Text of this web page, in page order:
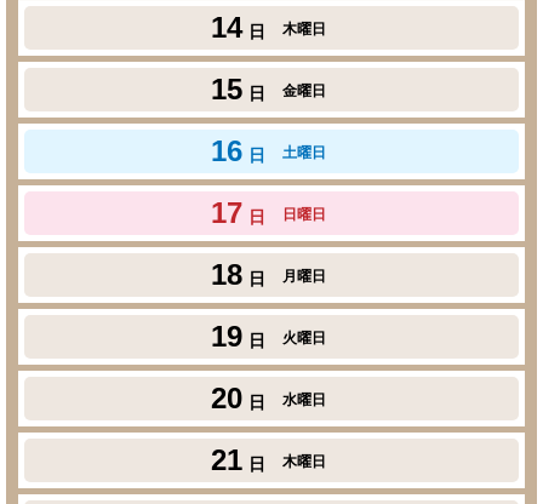
14 日 木曜日
15 日 金曜日
16 日 土曜日
17 日 日曜日
18 日 月曜日
19 日 火曜日
20 日 水曜日
21 日 木曜日